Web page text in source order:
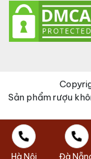
Sản phẩm rượu
Đã thêm sản phẩm
0 items -
Hà Nội
Đà